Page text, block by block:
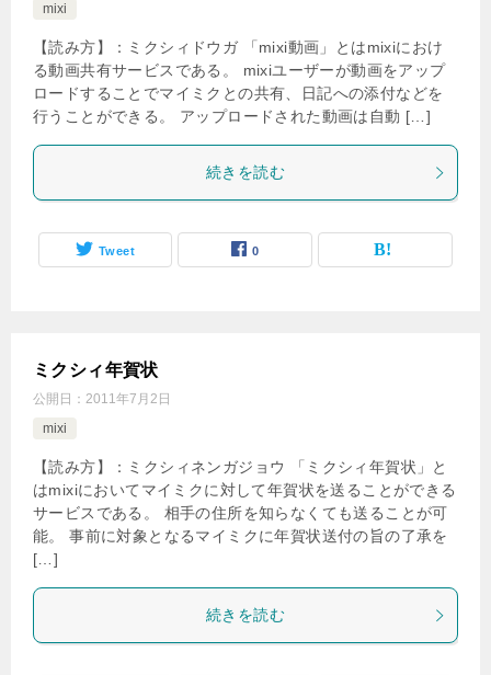
mixi
【読み方】：ミクシィドウガ 「mixi動画」とはmixiにおけ
る動画共有サービスである。 mixiユーザーが動画をアップ
ロードすることでマイミクとの共有、日記への添付などを
行うことができる。 アップロードされた動画は自動 […]
続きを読む
Tweet 0
ミクシィ年賀状
公開日： 2011年7月2日
mixi
【読み方】：ミクシィネンガジョウ 「ミクシィ年賀状」と
はmixiにおいてマイミクに対して年賀状を送ることができる
サービスである。 相手の住所を知らなくても送ることが可
能。 事前に対象となるマイミクに年賀状送付の旨の了承を
[…]
続きを読む